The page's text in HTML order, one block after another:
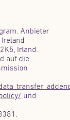
Anbieter
Irland.
auf die
und